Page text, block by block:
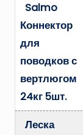
Salmo
Коннектор
для
поводков с
вертлюгом
24кг 5шт.
Леска